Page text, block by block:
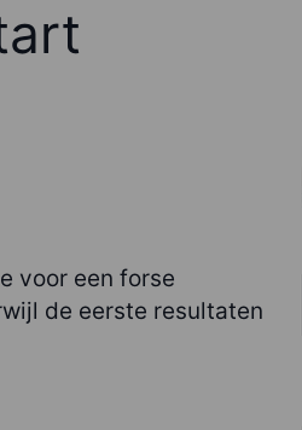
voor een forse
de eerste resultaten